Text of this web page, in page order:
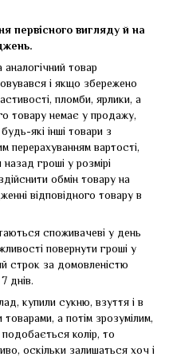
первісного виглядуй на
товар
і якщо збережено
пломби, ярлики, а
товару немає у продажу,
які інші товари з
перерахуванням вартості,
гроші у розмірі
обмін товару на
відповідного товару в
споживачеві у день
повернути гроші у
строк за домовленістю
днів.
купили сукню, взуття і в
а потім зрозумілим,
колір, то
оскільки залишаться хоч і